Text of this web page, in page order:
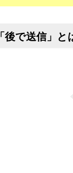
で送信」と